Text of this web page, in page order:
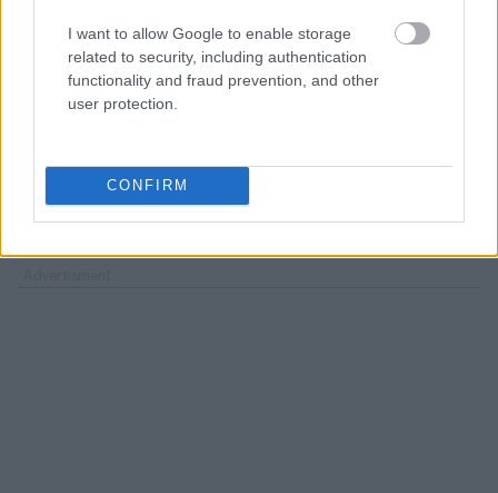
I want to allow Google to enable storage
related to security, including authentication
functionality and fraud prevention, and other
user protection.
CONFIRM
Περιφερειακής Ενότητας Κοζάνης, καθώς και
βάσει της υπ' αρ. 9439/3335/6.4.2000 κοινής
απόφασης των Υπουργών Εθνικής Οικονομίας,
Καλαμιτσίου, Καλοχίου και Μεσόλακκα Νομού
Γρεβενών» (Δ' 238).